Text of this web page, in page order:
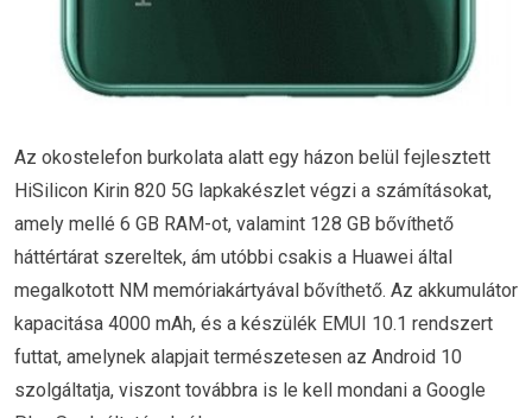
Az okostelefon burkolata alatt egy házon belül fejlesztett
HiSilicon Kirin 820 5G lapkakészlet végzi a számításokat,
amely mellé 6 GB RAM-ot, valamint 128 GB bővíthető
háttértárat szereltek, ám utóbbi csakis a Huawei által
megalkotott NM memóriakártyával bővíthető. Az akkumulátor
kapacitása 4000 mAh, és a készülék EMUI 10.1 rendszert
futtat, amelynek alapjait természetesen az Android 10
szolgáltatja, viszont továbbra is le kell mondani a Google